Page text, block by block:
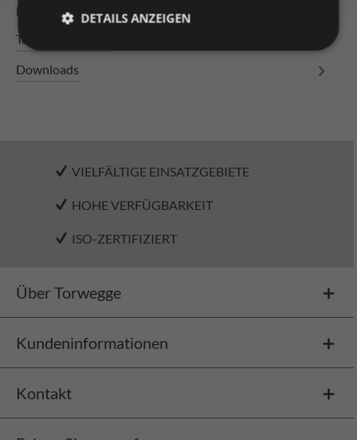
kugelgelagert mit durchgäng…Mehr
Technische Daten
Downloads
VIELFÄLTIGE EINSATZGEBIETE
HOHE VERFÜGBARKEIT
ISO-ZERTIFIZIERT
Über Torwegge
Kundeninformationen
Kontakt
DETAILS ANZEIGEN